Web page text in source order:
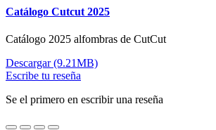
Catálogo Cutcut 2025
Catálogo 2025 alfombras de CutCut
Descargar (9.21MB)
Escribe tu reseña
Se el primero en escribir una reseña